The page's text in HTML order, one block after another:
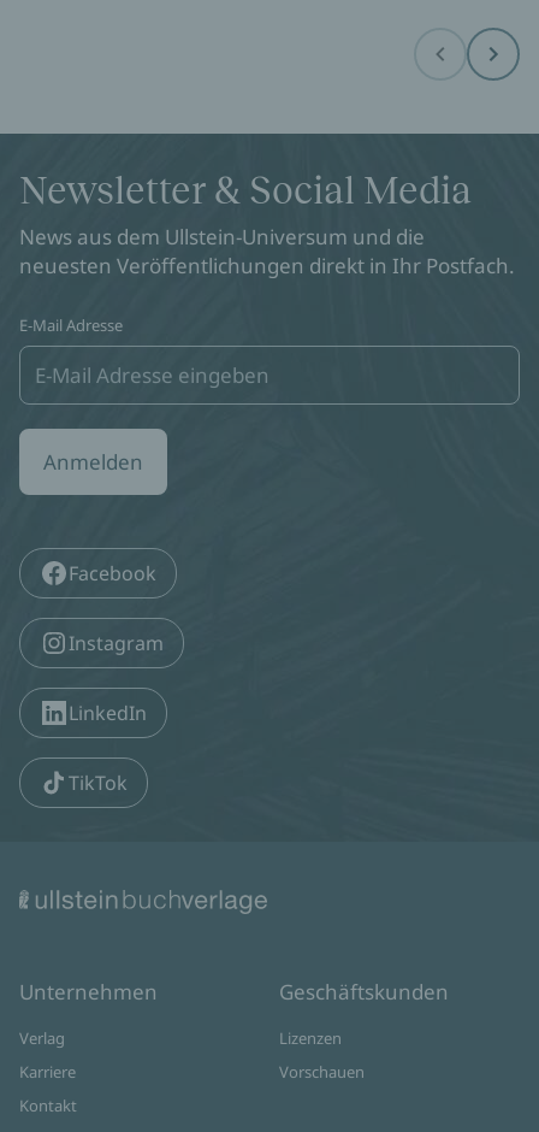
Before Next
Newsletter & Social Media
News aus dem Ullstein-Universum und die
neuesten Veröffentlichungen direkt in Ihr Postfach.
E-Mail Adresse
Anmelden
Facebook
Instagram
LinkedIn
TikTok
Unternehmen
Verlag
Karriere
Kontakt
Geschäftskunden
Lizenzen
Vorschauen